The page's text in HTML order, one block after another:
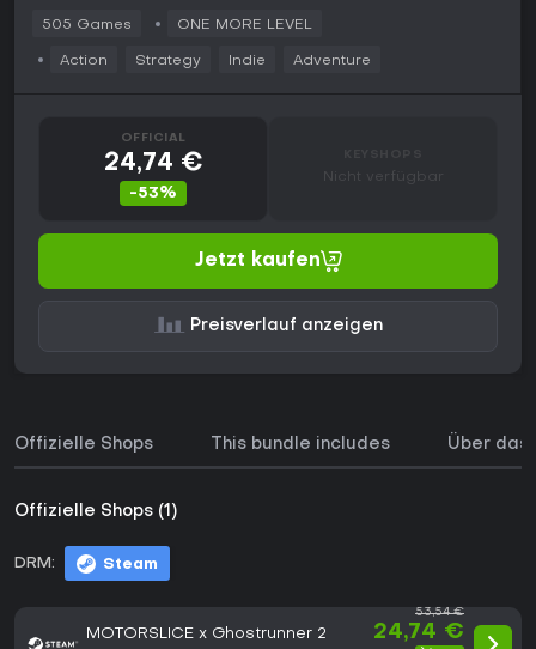
505 Games ONE MORE LEVEL
Action Strategy Indie Adventure
OFFICIAL
24,74 €
-53%
Nicht verfügbar
Jetzt kaufen
Preisverlauf anzeigen
Offizielle Shops This bundle includes Über das
Offizielle Shops (1)
DRM: Steam
MOTORSLICE x Ghostrunner 2
53,54 €
24,74 €